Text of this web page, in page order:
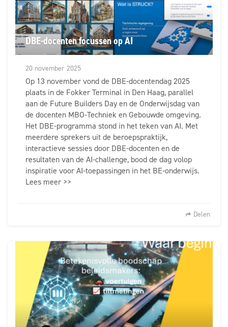
DBE-docenten focussen op AI
20 november 2025
Op 13 november vond de DBE-docentendag 2025
plaats in de Fokker Terminal in Den Haag, parallel
aan de Future Builders Day en de Onderwijsdag van
de docenten MBO-Techniek en Gebouwde omgeving.
Het DBE-programma stond in het teken van AI. Met
meerdere sprekers uit de beroepspraktijk,
interactieve sessies door DBE-docenten en de
resultaten van de AI-challenge, bood de dag volop
inspiratie voor AI-toepassingen in het BE-onderwijs.
Lees meer >>
Delen